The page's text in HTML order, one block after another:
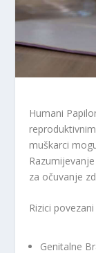
Humani
muškarci
za očuvanje
Rizici
Genitalne